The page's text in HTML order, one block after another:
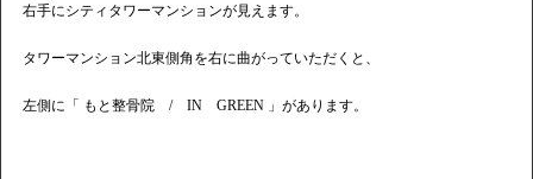
右手にシティタワーマンションが見えます。
タワーマンション北東側角を右に曲がっていただくと、
左側に「 もと整骨院 / IN GREEN 」があります。